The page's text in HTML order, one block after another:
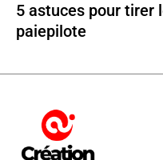
5 astuces pour tirer
paiepilote